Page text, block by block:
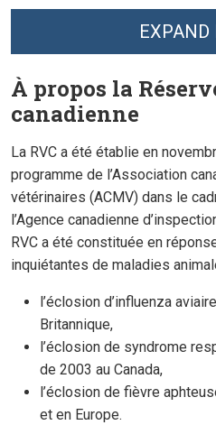
À propos la
canadienne
La RVC a été établie en
programme de l’Association
vétérinaires (ACMV) dans le
l’Agence canadienne
RVC a été constituée en
inquiétantes de maladies
l’éclosion d’influenza
Britannique,
l’éclosion de syndrome
de 2003 au Canada,
l’éclosion de fièvre
et en Europe.
EXPAND